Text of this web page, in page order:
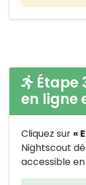
Étape
en ligne
Cliquez sur «
Nightscout
accessible